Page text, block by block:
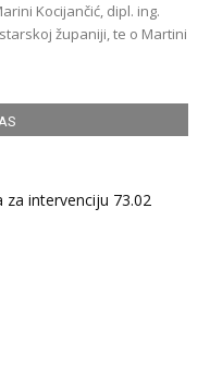
Kocijančić, dipl. ing.
županiji, te o Martini
intervenciju 73.02